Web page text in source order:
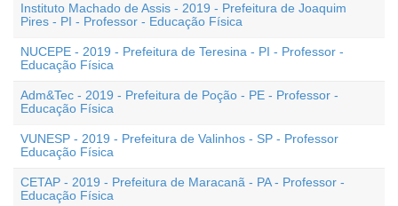
Instituto Machado de Assis - 2019 - Prefeitura de Joaquim
Pires - PI - Professor - Educação Física
NUCEPE - 2019 - Prefeitura de Teresina - PI - Professor -
Educação Física
Adm&Tec - 2019 - Prefeitura de Poção - PE - Professor -
Educação Física
VUNESP - 2019 - Prefeitura de Valinhos - SP - Professor
Educação Física
CETAP - 2019 - Prefeitura de Maracanã - PA - Professor -
Educação Física